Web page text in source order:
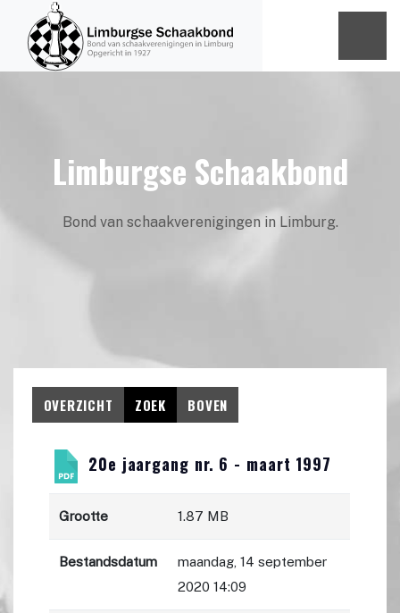
Limburgse Schaakbond
Bond van schaakverenigingen in Limburg.
OVERZICHT ZOEK BOVEN
20e jaargang nr. 6 - maart 1997
Grootte 1.87 MB
Bestandsdatum
maandag, 14 september
2020 14:09